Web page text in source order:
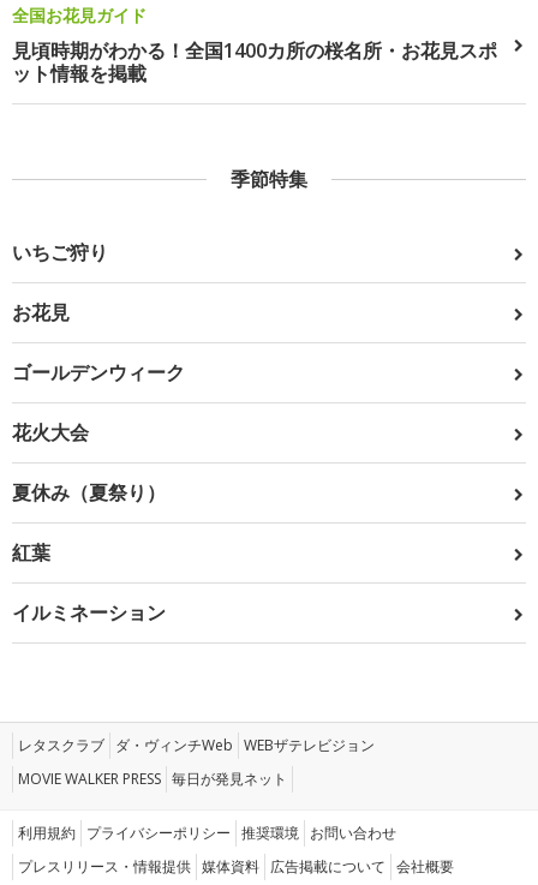
全国お花見ガイド
見頃時期がわかる！全国1400カ所の桜名所・お花見スポ
ット情報を掲載
季節特集
いちご狩り
お花見
ゴールデンウィーク
花火大会
夏休み（夏祭り）
紅葉
イルミネーション
レタスクラブ ダ・ヴィンチWeb WEBザテレビジョン
MOVIE WALKER PRESS 毎日が発見ネット
利用規約 プライバシーポリシー 推奨環境 お問い合わせ
プレスリリース・情報提供 媒体資料 広告掲載について 会社概要